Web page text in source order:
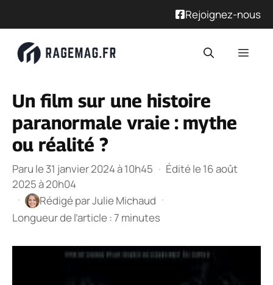
Rejoignez-nous
Un film sur une histoire
paranormale vraie : mythe
ou réalité ?
Paru le 31 janvier 2024 à 10h45 · Édité le 16 août
2025 à 20h04
·
Rédigé parJulie Michaud ·
Longueur de l’article : 7 minutes